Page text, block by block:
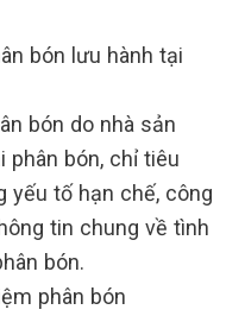
bón lưu hành tại
bón do nhà sản
phân bón, chỉ tiêu
yếu tố hạn chế, công
tin chung về tình
bón.
phân bón